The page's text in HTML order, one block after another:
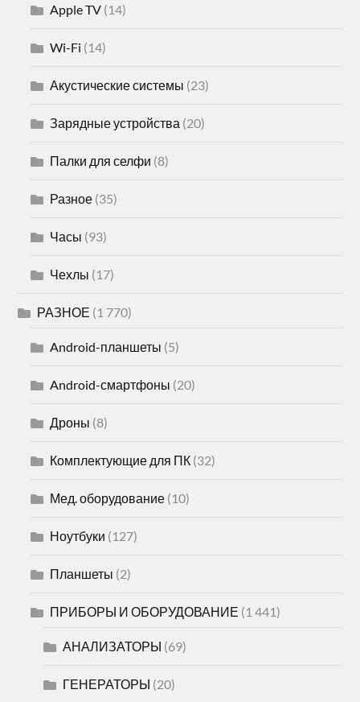
Apple TV (14)
Wi-Fi (14)
Акустические системы (23)
Зарядные устройства (20)
Палки для селфи (8)
Разное (35)
Часы (93)
Чехлы (17)
РАЗНОЕ (1 770)
Android-планшеты (5)
Android-смартфоны (20)
Дроны (8)
Комплектующие для ПК (32)
Мед. оборудование (10)
Ноутбуки (127)
Планшеты (2)
ПРИБОРЫ И ОБОРУДОВАНИЕ (1 441)
АНАЛИЗАТОРЫ (69)
ГЕНЕРАТОРЫ (20)